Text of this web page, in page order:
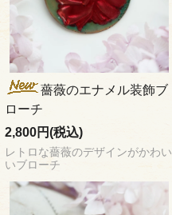
薔薇のエナメル装飾ブ
ローチ
2,800円(税込)
レトロな薔薇のデザインがかわい
いブローチ